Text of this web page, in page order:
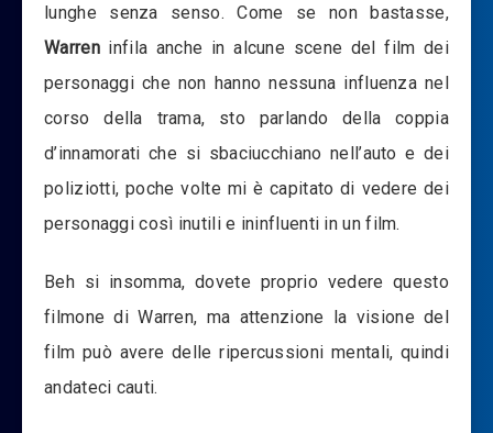
lunghe senza senso. Come se non bastasse,
Warreninfila anche in alcune scene del film dei
personaggi che non hanno nessuna influenza nel
corso della trama, sto parlando della coppia
d’innamorati che si sbaciucchiano nell’auto e dei
poliziotti, poche volte mi è capitato di vedere dei
personaggi così inutili e ininfluenti in un film.
Beh si insomma, dovete proprio vedere questo
filmone di Warren, ma attenzione la visione del
film può avere delle ripercussioni mentali, quindi
andateci cauti.